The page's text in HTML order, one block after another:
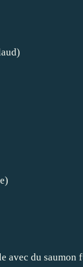
avec du saumon